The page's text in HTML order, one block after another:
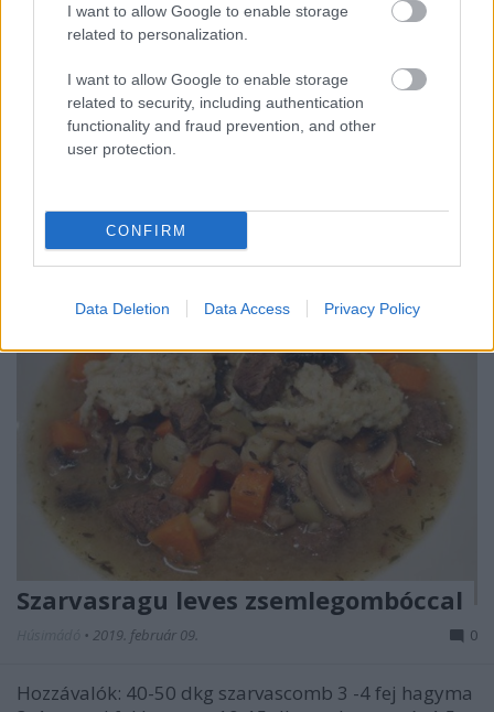
I want to allow Google to enable storage
related to personalization.
I want to allow Google to enable storage
related to security, including authentication
functionality and fraud prevention, and other
user protection.
CONFIRM
Data Deletion Data Access Privacy Policy
A hétvége az ünneplés jegyében telt, ugyanis két
születésnapot is ünnepeltünk ( Ádám és Tamás )
illetve ha már együtt a család, akkor az én
névnapomra is ittunk egy-két pohárkával. És ha már
családi ünnep, akkor természetesen nem maradhat
Szarvasragu leves zsemlegombóccal
• 2019. február 09. 0
Hozzávalók: 40-50 dkg szarvascomb 3 -4 fej hagyma